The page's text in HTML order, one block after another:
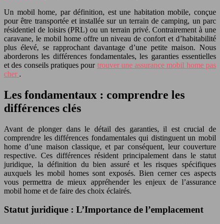
Un mobil home, par définition, est une habitation mobile, conçue
pour être transportée et installée sur un terrain de camping, un parc
résidentiel de loisirs (PRL) ou un terrain privé. Contrairement à une
caravane, le mobil home offre un niveau de confort et d’habitabilité
plus élevé, se rapprochant davantage d’une petite maison. Nous
aborderons les différences fondamentales, les garanties essentielles
et des conseils pratiques pour trouver une assurance mobil home pas
cher .
Les fondamentaux : comprendre les
différences clés
Avant de plonger dans le détail des garanties, il est crucial de
comprendre les différences fondamentales qui distinguent un mobil
home d’une maison classique, et par conséquent, leur couverture
respective. Ces différences résident principalement dans le statut
juridique, la définition du bien assuré et les risques spécifiques
auxquels les mobil homes sont exposés. Bien cerner ces aspects
vous permettra de mieux appréhender les enjeux de l’assurance
mobil home et de faire des choix éclairés.
Statut juridique : L’Importance de l’emplacement